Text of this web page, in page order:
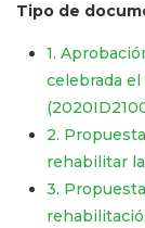
Tipo de
1.
celebrada
2.
rehabilitar
3.